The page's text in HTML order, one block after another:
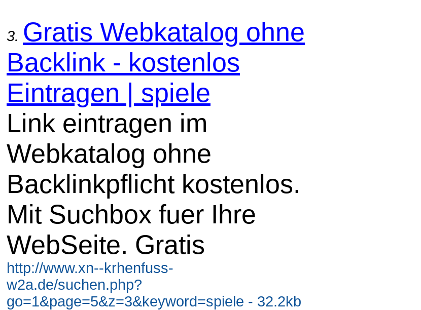
3. Gratis Webkatalog ohne
Backlink - kostenlos
Eintragen | spiele
Link eintragen im
Webkatalog ohne
Backlinkpflicht kostenlos.
Mit Suchbox fuer Ihre
WebSeite. Gratis
http://www.xn--krhenfuss-
w2a.de/suchen.php?
go=1&page=5&z=3&keyword=spiele - 32.2kb